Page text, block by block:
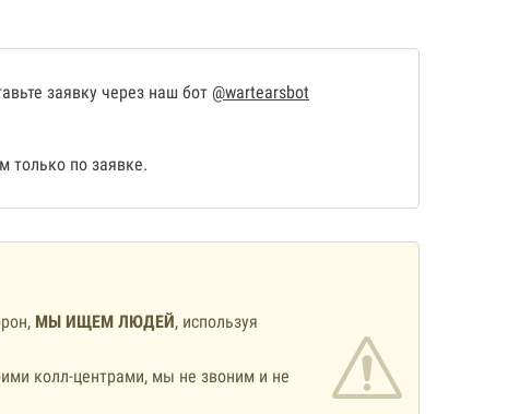
заявку через наш бот @wartearsbot
по заявке.
МЫ ИЩЕМ ЛЮДЕЙ, используя
колл-центрами, мы не звоним и не